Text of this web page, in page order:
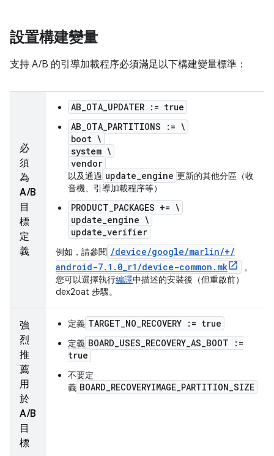
設置構建變量
支持 A/B 的引導加載程序必須滿足以下構建變量標準：
必
須
為
A/B
目
標
定
義
AB_OTA_UPDATER := true
AB_OTA_PARTITIONS := \
boot \
system \
vendor
以及通過 update_engine 更新的其他分區（收
音機、引導加載程序等）
PRODUCT_PACKAGES += \
update_engine \
update_verifier
例如，請參閱 /device/google/marlin/+/
android-7. 1 . 0 r1 /device-common . mk
。
您可以選擇執行編譯中描述的安裝後（但重啟前）
dex2oat 步驟。
強
烈
推
薦
用
於
A/B
目
標
定義 TARGET_NO_RECOVERY := true
定義 BOARD_USES_RECOVERY_AS_BOOT :=
true
不要定
義 BOARD_RECOVERYIMAGE_PARTITION_SIZE